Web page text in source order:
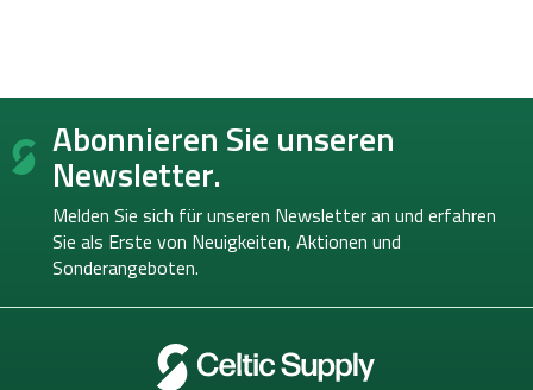
F
ß Abonnieren Sie unseren
Newsletter.
Melden Sie sich für unseren Newsletter an und erfahren
Sie als Erste von Neuigkeiten, Aktionen und
Sonderangeboten.